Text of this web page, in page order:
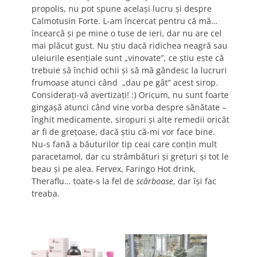
propolis, nu pot spune acelaşi lucru şi despre
Calmotusin Forte. L-am încercat pentru că mă…
încearcă şi pe mine o tuse de ieri, dar nu are cel
mai plăcut gust. Nu ştiu dacă ridichea neagră sau
uleiurile esenţiale sunt „vinovate”, ce ştiu este că
trebuie să închid ochii şi să mă gândesc la lucruri
frumoase atunci când „dau pe gât” acest sirop.
Consideraţi-vă avertizaţi! :) Oricum, nu sunt foarte
gingaşă atunci când vine vorba despre sănătate –
înghit medicamente, siropuri şi alte remedii oricât
ar fi de greţoase, dacă ştiu că-mi vor face bine.
Nu-s fană a băuturilor tip ceai care conţin mult
paracetamol, dar cu strâmbături şi greţuri şi tot le
beau şi pe alea. Fervex, Faringo Hot drink,
Theraflu… toate-s la fel de scârboase, dar îşi fac
treaba.